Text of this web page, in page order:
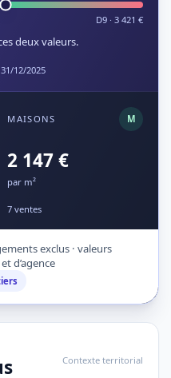
D9 · 3 421 €
deux valeurs.
12/2025
MAISONS M
2 147 €
par m²
7 ventes
exclus · valeurs
d’agence
Contexte territorial